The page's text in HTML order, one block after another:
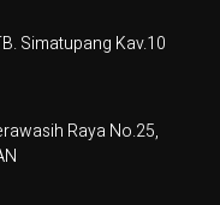
Simatupang Kav.10
Raya No.25,